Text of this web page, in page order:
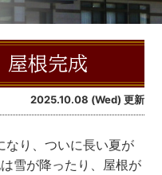
根完成
2025.10.08 (Wed) 更新
なり、ついに長い夏が
雪が降ったり、屋根が